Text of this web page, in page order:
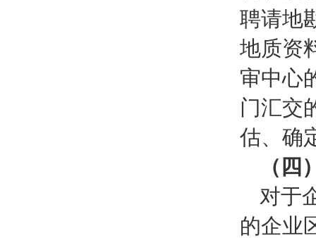
聘请地
地质资
审中心
门汇交
估、确
（
对于
的企业